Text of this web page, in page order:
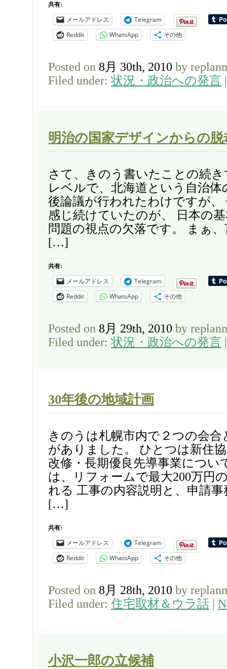
共有:
メールアドレス
Telegram
Reddit
WhatsApp その他
Posted on 8月 30th, 2010 by
Filed under:状況・政治への発言
明治の国家デザインからの脱
さて、きのう書いたことの続
レベルで、北海道という自治体
後論議が行われたわけですが、
感じ続けていたのが、 日本の
問題の視点の欠落です。 まぁ
[…]
共有:
メールアドレス
Telegram
Reddit
WhatsApp その他
Posted on 8月 29th, 2010 by
Filed under:状況・政治への発言
30年後の地域計画
きのうは札幌市内で２つの会
がありました。 ひとつは新住
改修・長期優良先導事業につい
は、リフォームで最大200万円
れる 工事の内容説明と、申請
[…]
共有:
メールアドレス
Telegram
Reddit
WhatsApp その他
Posted on 8月 28th, 2010 by
Filed under: 住宅取材＆ウラ話 |
小沢一郎の立候補